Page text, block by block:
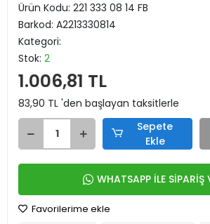
Ürün Kodu: 221 333 08 14 FB
Barkod: A2213330814
Kategori:
Stok: 2
1.006,81 TL
83,90 TL 'den başlayan taksitlerle
Sepete
Ekle
WHATSAPP İLE SİPARİŞ
Favorilerime ekle